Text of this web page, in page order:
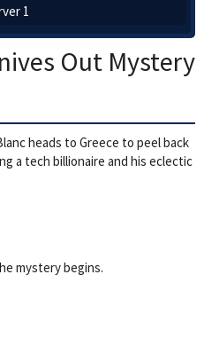
1
Out Mystery
heads to Greece to peel back
a tech billionaire and his eclectic
mystery begins.